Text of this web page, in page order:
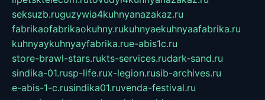
seksuzb.ruguzywia4kuhnyanazakaz.ru
fabrikaofabrikaokuhny.rukuhnyaekuhnyaafabrika.ru
kuhnyaykuhnyayfabrika.rue-abis1c.ru
store-brawl-stars.rukts-services.rudark-sand.ru
sindika-01.rusp-life.rux-legion.rusib-archives.ru
e-abis-1-c.rusindika01.ruvenda-festival.ru